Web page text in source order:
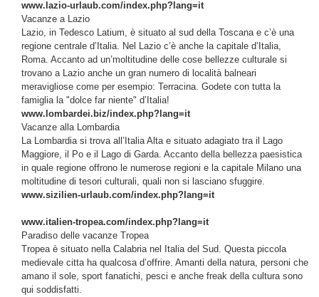
www.lazio-urlaub.com/index.php?lang=it
Vacanze a Lazio
Lazio, in Tedesco Latium, è situato al sud della Toscana e c’è una
regione centrale d’Italia. Nel Lazio c’è anche la capitale d’Italia,
Roma. Accanto ad un’moltitudine delle cose bellezze culturale si
trovano a Lazio anche un gran numero di località balneari
meravigliose come per esempio: Terracina. Godete con tutta la
famiglia la "dolce far niente" d’Italia!
www.lombardei.biz/index.php?lang=it
Vacanze alla Lombardia
La Lombardia si trova all’Italia Alta e situato adagiato tra il Lago
Maggiore, il Po e il Lago di Garda. Accanto della bellezza paesistica
in quale regione offrono le numerose regioni e la capitale Milano una
moltitudine di tesori culturali, quali non si lasciano sfuggire.
www.sizilien-urlaub.com/index.php?lang=it
www.italien-tropea.com/index.php?lang=it
Paradiso delle vacanze Tropea
Tropea è situato nella Calabria nel Italia del Sud. Questa piccola
medievale citta ha qualcosa d’offrire. Amanti della natura, personi che
amano il sole, sport fanatichi, pesci e anche freak della cultura sono
qui soddisfatti.